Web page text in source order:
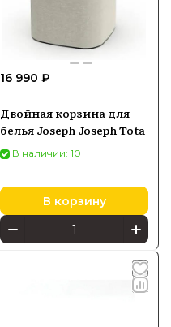
16 990 ₽
Двойная корзина для
белья Joseph Joseph Tota
В наличии: 10
В корзину